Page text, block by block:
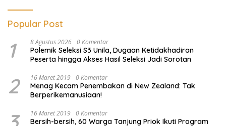
Popular Post
1 8 Agustus 2026 0 Komentar
Polemik Seleksi S3 Unila, Dugaan Ketidakhadiran
Peserta hingga Akses Hasil Seleksi Jadi Sorotan
2 16 Maret 2019 0 Komentar
Menag Kecam Penembakan di New Zealand: Tak
Berperikemanusiaan!
16 Maret 2019 0 Komentar
Bersih-bersih, 60 Warga Tanjung Priok Ikuti Program